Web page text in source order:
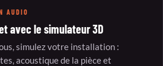
AUDIO
avec le simulateur 3D
simulez votre installation :
acoustique de la pièce et